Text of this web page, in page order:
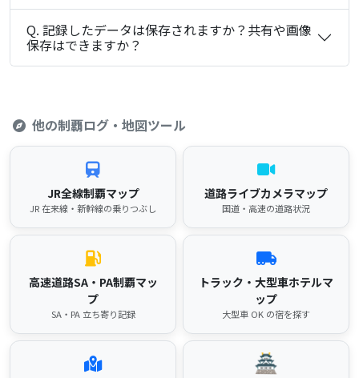
Q. 記録したデータは保存されますか？共有や画像
保存はできますか？
他の制覇ログ・地図ツール
JR全線制覇マップ
JR 在来線・新幹線の乗りつぶし
道路ライブカメラマップ
国道・高速の道路状況
高速道路SA・PA制覇マッ
プ
SA・PA 立ち寄り記録
トラック・大型車ホテルマ
ップ
大型車 OK の宿を探す
🏯